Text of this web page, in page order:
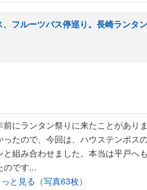
フルーツバス停巡り。長崎ランタン
前にランタン祭りに来たことがあり
ったので、今回は、ハウステンボス
と組み合わせました。本当は平戸へ
のです...
と見る（写真63枚）